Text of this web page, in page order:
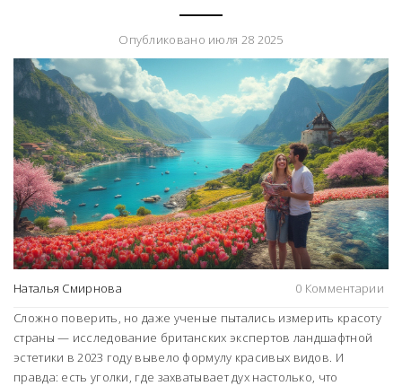
Опубликовано июля 28 2025
Наталья Смирнова
0 Комментарии
Сложно поверить, но даже ученые пытались измерить красоту
страны — исследование британских экспертов ландшафтной
эстетики в 2023 году вывело формулу красивых видов. И
правда: есть уголки, где захватывает дух настолько, что